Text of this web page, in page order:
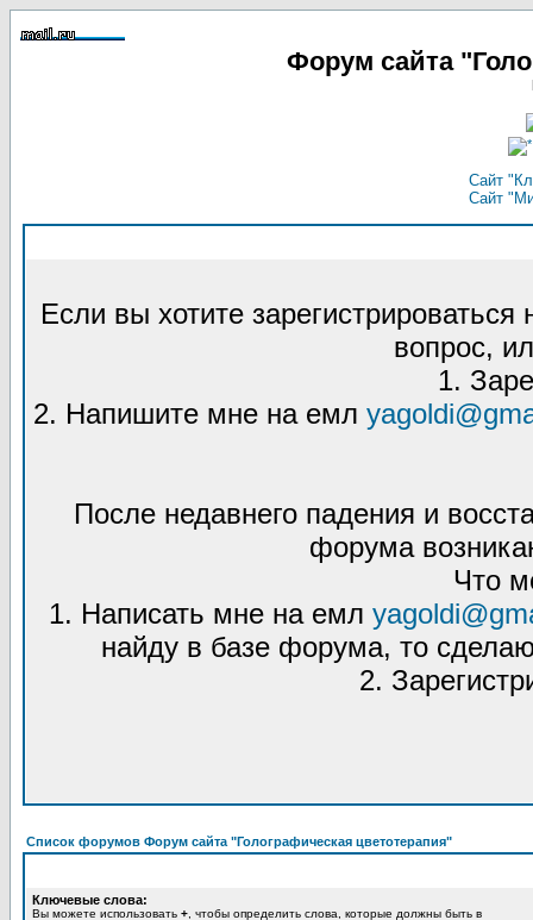
Форум сайта
Сайт
Сайт
Если вы хотите
вопрос,
1.
2. Напишите мне на емл
После недавнего падения и
форума
Что
1. Написать мне на емл
найду в базе форума, то
2.
Список форумов Форум сайта "Голографическая цветотерапия"
Ключевые слова:
Вы можете использовать + , чтобы определить слова, которые должны быть в